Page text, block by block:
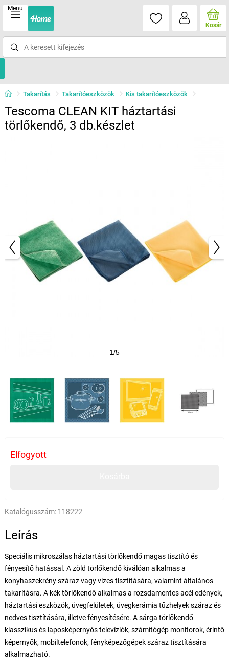
Menu
Kosár
Takarítás Takarítóeszközök Kis takarítóeszközök
Tescoma CLEAN KIT háztartási
törlőkendő, 3 db.készlet
1/5
Elfogyott
Katalógusszám: 118222
Leírás
Speciális mikroszálas háztartási törlőkendő magas tisztító és
fényesítő hatással. A zöld törlőkendő kiválóan alkalmas a
konyhaszekrény száraz vagy vizes tisztítására, valamint általános
takarításra. A kék törlőkendő alkalmas a rozsdamentes acél edények,
háztartási eszközök, üvegfelületek, üvegkerámia tűzhelyek száraz és
nedves tisztítására, illetve fényesítésére. A sárga törlőkendő
klasszikus és laposképernyős televíziók, számítógép monitorok, érintő
képernyők, mobiltelefonok, fényképezőgépek száraz tisztítására
alkalmazható.